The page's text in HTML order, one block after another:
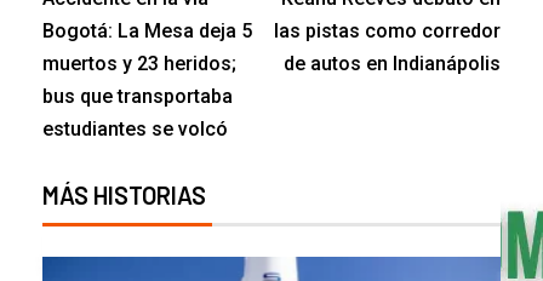
Bogotá: La Mesa deja 5
muertos y 23 heridos;
bus que transportaba
estudiantes se volcó
las pistas como corredor
de autos en Indianápolis
MÁS HISTORIAS